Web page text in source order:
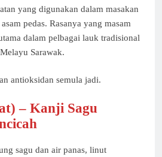
yang digunakan dalam masakan
pedas. Rasanya yang masam
dalam pelbagai lauk tradisional
Sarawak.
antioksidan semula jadi.
– Kanji Sagu
sagu dan air panas, linut